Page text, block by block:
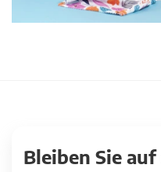
Bleiben Sie